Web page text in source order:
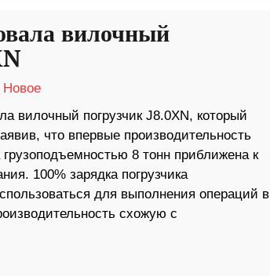
вилочный
Новое
вилочный погрузчик J8.0XN, который
что впервые производительность
грузоподъемностью 8 тонн приближена к
100% зарядка погрузчика
для выполнения операций в
схожую с